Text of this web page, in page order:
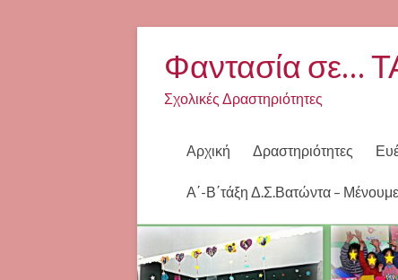
Φαντασία σε…
Σχολικές Δραστηριότητες
Αρχική Δραστηριότητες
Α΄-Β΄τάξη Δ.Σ.Βατώντα – Μένουμε